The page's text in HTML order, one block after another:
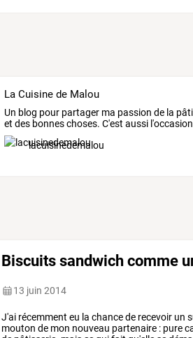
La Cuisine de Malou
Un blog pourpartagerma passion dela
et desbonneschoses. C'est aussil'occasion
partager
lacuisinedemalou
Biscuits sandwich comme
13 juin 2014
J'ai récemment eu la chancede recevoir un
mouton de mon nouveau partenaire : pure